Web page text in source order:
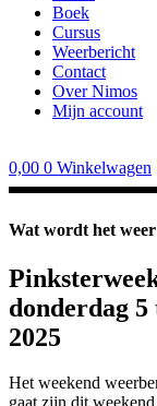
Boek
Cursus
Weerbericht
Contact
Over Nimos
Mijn account
0,00 0 Winkelwagen
Wat wordt het
donderdag
2025
Het weekend